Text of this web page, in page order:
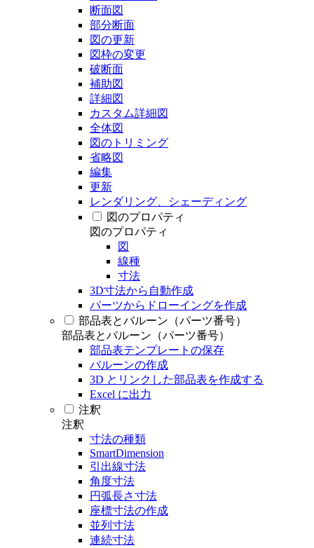
断面図
部分断面
図の更新
図枠の変更
破断面
補助図
詳細図
カスタム詳細図
全体図
図のトリミング
省略図
編集
更新
レンダリング、シェーディング
図のプロパティ
図のプロパティ
図
線種
寸法
3D寸法から自動作成
パーツからドローイングを作成
部品表とバルーン（パーツ番号）
部品表とバルーン（パーツ番号）
部品表テンプレートの保存
バルーンの作成
3D とリンクした部品表を作成する
Excel に出力
注釈
注釈
寸法の種類
SmartDimension
引出線寸法
角度寸法
円弧長さ寸法
座標寸法の作成
並列寸法
連続寸法